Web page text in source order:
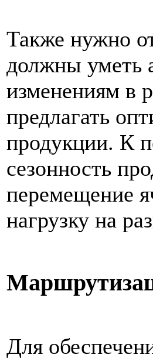
Также нужно
должны уметь
изменениям в
предлагать
продукции. К
сезонность
перемещение
нагрузку на
Для